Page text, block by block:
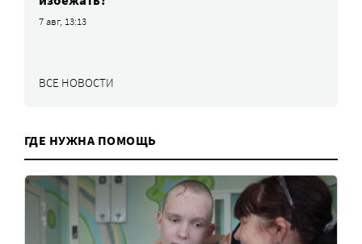
7 авг, 13:13
ВСЕ НОВОСТИ
ГДЕ НУЖНА ПОМОЩЬ